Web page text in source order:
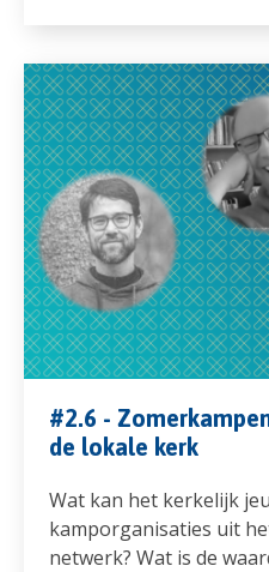
#2.6 -
de lokale kerk
Wat kan het kerkelijk
kamporganisaties uit
netwerk? Wat is de